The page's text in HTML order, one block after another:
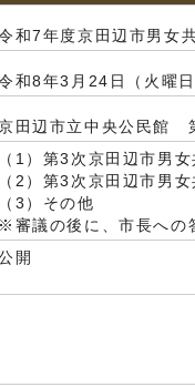
和7年度京田辺市男女
和8年3月24日（火曜
田辺市立中央公民館
（1）第3次京田辺市男
（2）第3次京田辺市男
（3）その他
※審議の後に、市長への
開